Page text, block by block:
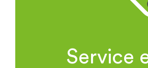
Service